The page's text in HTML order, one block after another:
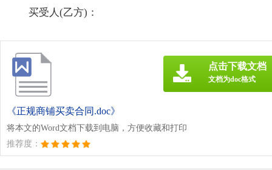
买受人(乙方)：
《正规商铺买卖合同.doc》
将本文的Word文档下载到电脑，方便收藏和打印
推荐度：
点击下载文档
文档为doc格式